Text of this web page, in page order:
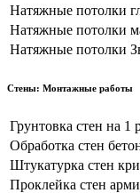
Натяжные потолки
Натяжные потолки
Натяжные потолки
Стены: Монтажные работы
Грунтовка стен на 1
Обработка стен
Штукатурка стен
Проклейка стен